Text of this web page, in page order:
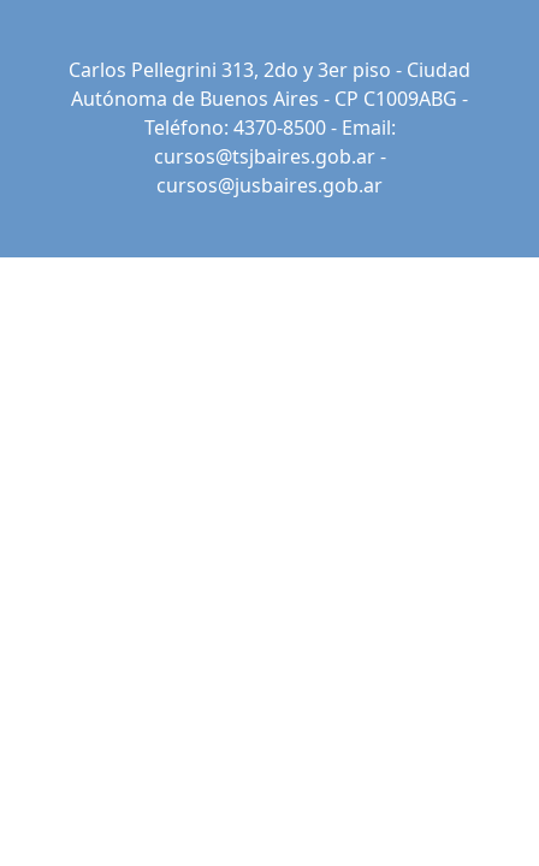
Carlos Pellegrini 313, 2do y 3er piso - Ciudad
Autónoma de Buenos Aires - CP C1009ABG -
Teléfono: 4370-8500 - Email:
cursos@tsjbaires.gob.ar-
cursos@jusbaires.gob.ar